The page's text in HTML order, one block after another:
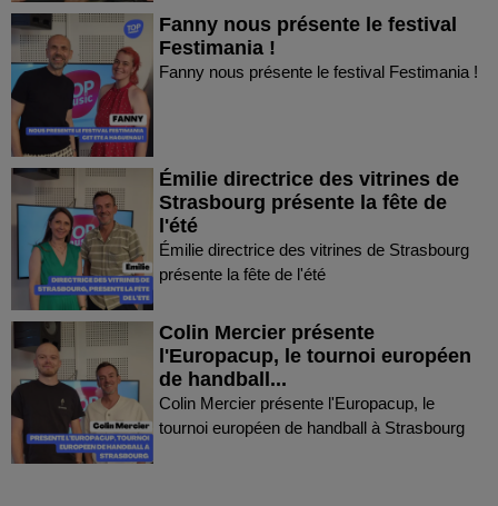
Fanny nous présente le festival
Festimania !
Fanny nous présente le festival Festimania !
Émilie directrice des vitrines de
Strasbourg présente la fête de
l'été
Émilie directrice des vitrines de Strasbourg
présente la fête de l'été
Colin Mercier présente
l'Europacup, le tournoi européen
de handball...
Colin Mercier présente l'Europacup, le
tournoi européen de handball à Strasbourg